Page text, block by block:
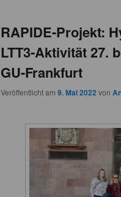
RAPIDE-Projekt:
LTT3-Aktivität 27.
GU-Frankfurt
Veröffentlicht am9. Mai 2022 von